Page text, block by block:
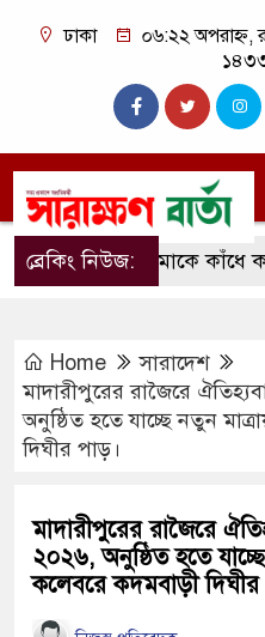
ঢাকা
০৬:২২ অপরাহ্ন,
১৪৩৩
ব্রেকিং নিউজ:মাকে কাঁধে করে
Home
সারাদেশ
মাদারীপুরের রাজৈরে
অনুষ্ঠিত হতে যাচ্ছে নতুন
দিঘীর পাড়।
মাদারীপুরের রাজৈরে
২০২৬, অনুষ্ঠিত হতে
কলেবরে কদমবাড়ী দিঘীর